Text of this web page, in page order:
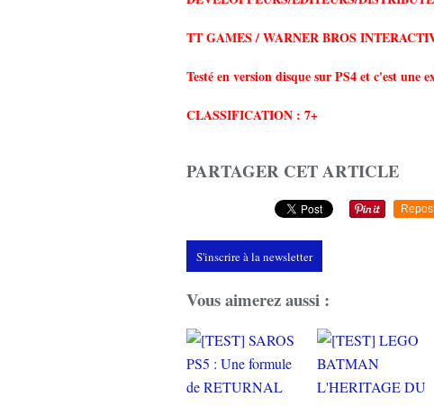
TT GAMES / WARNER BROS
Testé en version disque sur PS4 et c'est une
CLASSIFICATION : 7+
PARTAGER CET ARTICLE
S'inscrire à la newsletter
Vous aimerez aussi :